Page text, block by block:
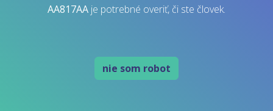
AA817AA je potrebné overiť, či ste človek.
nie som robot